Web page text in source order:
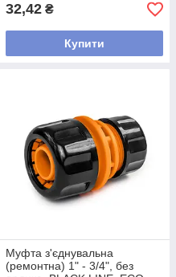
32,42 ₴
Купити
Муфта з'єднувальна
(ремонтна) 1" - 3/4", без